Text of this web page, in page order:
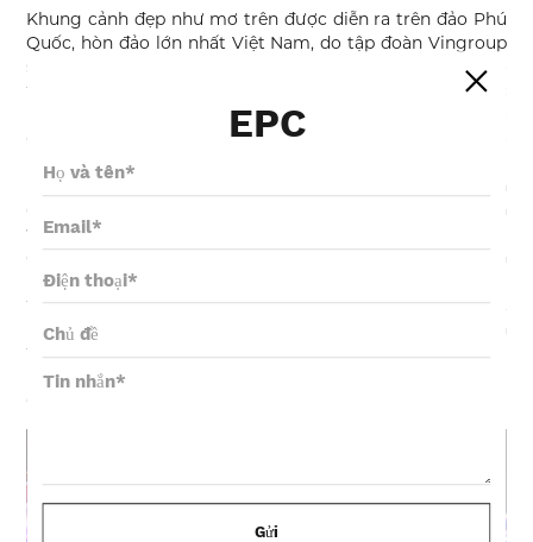
Khung cảnh đẹp như mơ trên được diễn ra trên đảo Phú
Quốc, hòn đảo lớn nhất Việt Nam, do tập đoàn Vingroup
sản xuất. Chương trình biểu diễn nhạc nước sáng tạo
theo chủ đề quy mô lớn “ Sắc màu Venice ” được thực
hiện bởi đạo diễn hàng đầu Việt Nam Việt Tú và đội ngũ
của công ty Vanyee Cultural Technologies Co.,Ltd. Đảo
Phú Quốc là dự án du lịch nghỉ dưỡng tiêu biểu được nhà
nước Việt Nam đầu tư xây dựng trong những năm gần
đây, chính vì vậy đã thu hút nhiều tập đoàn quy mô lớn
vào phát triển, hiện có khoảng 328 dự án đầu tư với tổng
giá trị gần 16 tỷ đô la Mỹ. Trong số các dự án phát triển
này, lớn nhất là dự án Vinpearl Phú Quốc được triển khai
từ cuối năm 2016. Dự án này được chia thành 4 giai đoạn,
không chỉ bao gồm bất động sản nghỉ dưỡng truyền
thống, dịch vụ ăn uống khách sạn, công viên giải trí và
phát triển danh lam thắng cảnh, dung hòa với nội dung
du lịch văn hóa và biểu diễn nghệ thuật.
EPC
Gửi